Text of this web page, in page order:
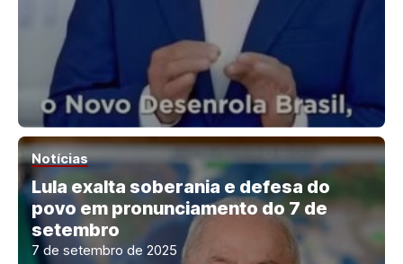
Notícias
Lula exalta soberania e defesa do
povo em pronunciamento do 7 de
setembro
7 de setembro de 2025